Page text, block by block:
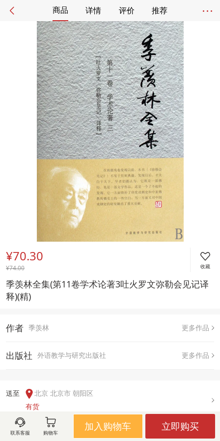
商品 详情 评价 推荐
¥70.30
¥74.00 收藏
季羡林全集(第11卷学术论著3吐火罗文弥勒会见记译
释)(精)
作者 季羡林 更多作品
出版社 外语教学与研究出版社 更多作品
送至
北京 北京市 朝阳区
有货
联系客服 购物车
加入购物车 立即购买